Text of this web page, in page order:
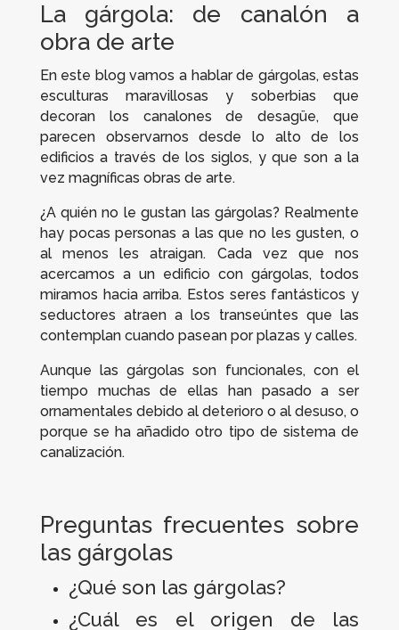
La gárgola: de canalón a
obra de arte
En este blog vamos a hablar de gárgolas, estas
esculturas maravillosas y soberbias que
decoran los canalones de desagüe, que
parecen observarnos desde lo alto de los
edificios a través de los siglos, y que son a la
vez magníficas obras de arte.
¿A quién no le gustan las gárgolas? Realmente
hay pocas personas a las que no les gusten, o
al menos les atraigan. Cada vez que nos
acercamos a un edificio con gárgolas, todos
miramos hacia arriba. Estos seres fantásticos y
seductores atraen a los transeúntes que las
contemplan cuando pasean por plazas y calles.
Aunque las gárgolas son funcionales, con el
tiempo muchas de ellas han pasado a ser
ornamentales debido al deterioro o al desuso, o
porque se ha añadido otro tipo de sistema de
canalización.
Preguntas frecuentes sobre
las gárgolas
¿Qué son las gárgolas?
¿Cuál es el origen de las